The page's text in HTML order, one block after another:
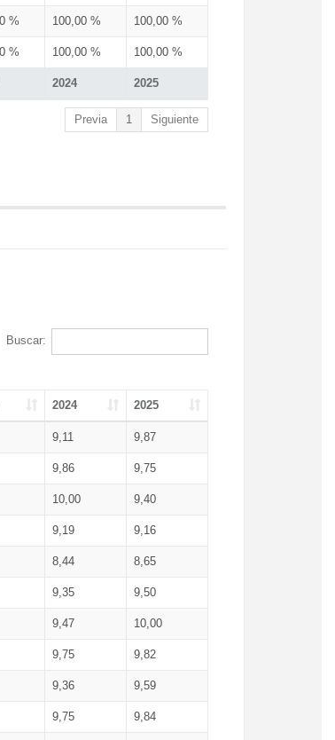
2024 2025
% 100,00 % 100,00 %
% 100,00 % 100,00 %
Previa 1 Siguiente
Buscar:
2024 2025
9,11 9,87
9,86 9,75
10,00 9,40
9,19 9,16
8,44 8,65
9,35 9,50
9,47 10,00
9,75 9,82
9,36 9,59
9,75 9,84